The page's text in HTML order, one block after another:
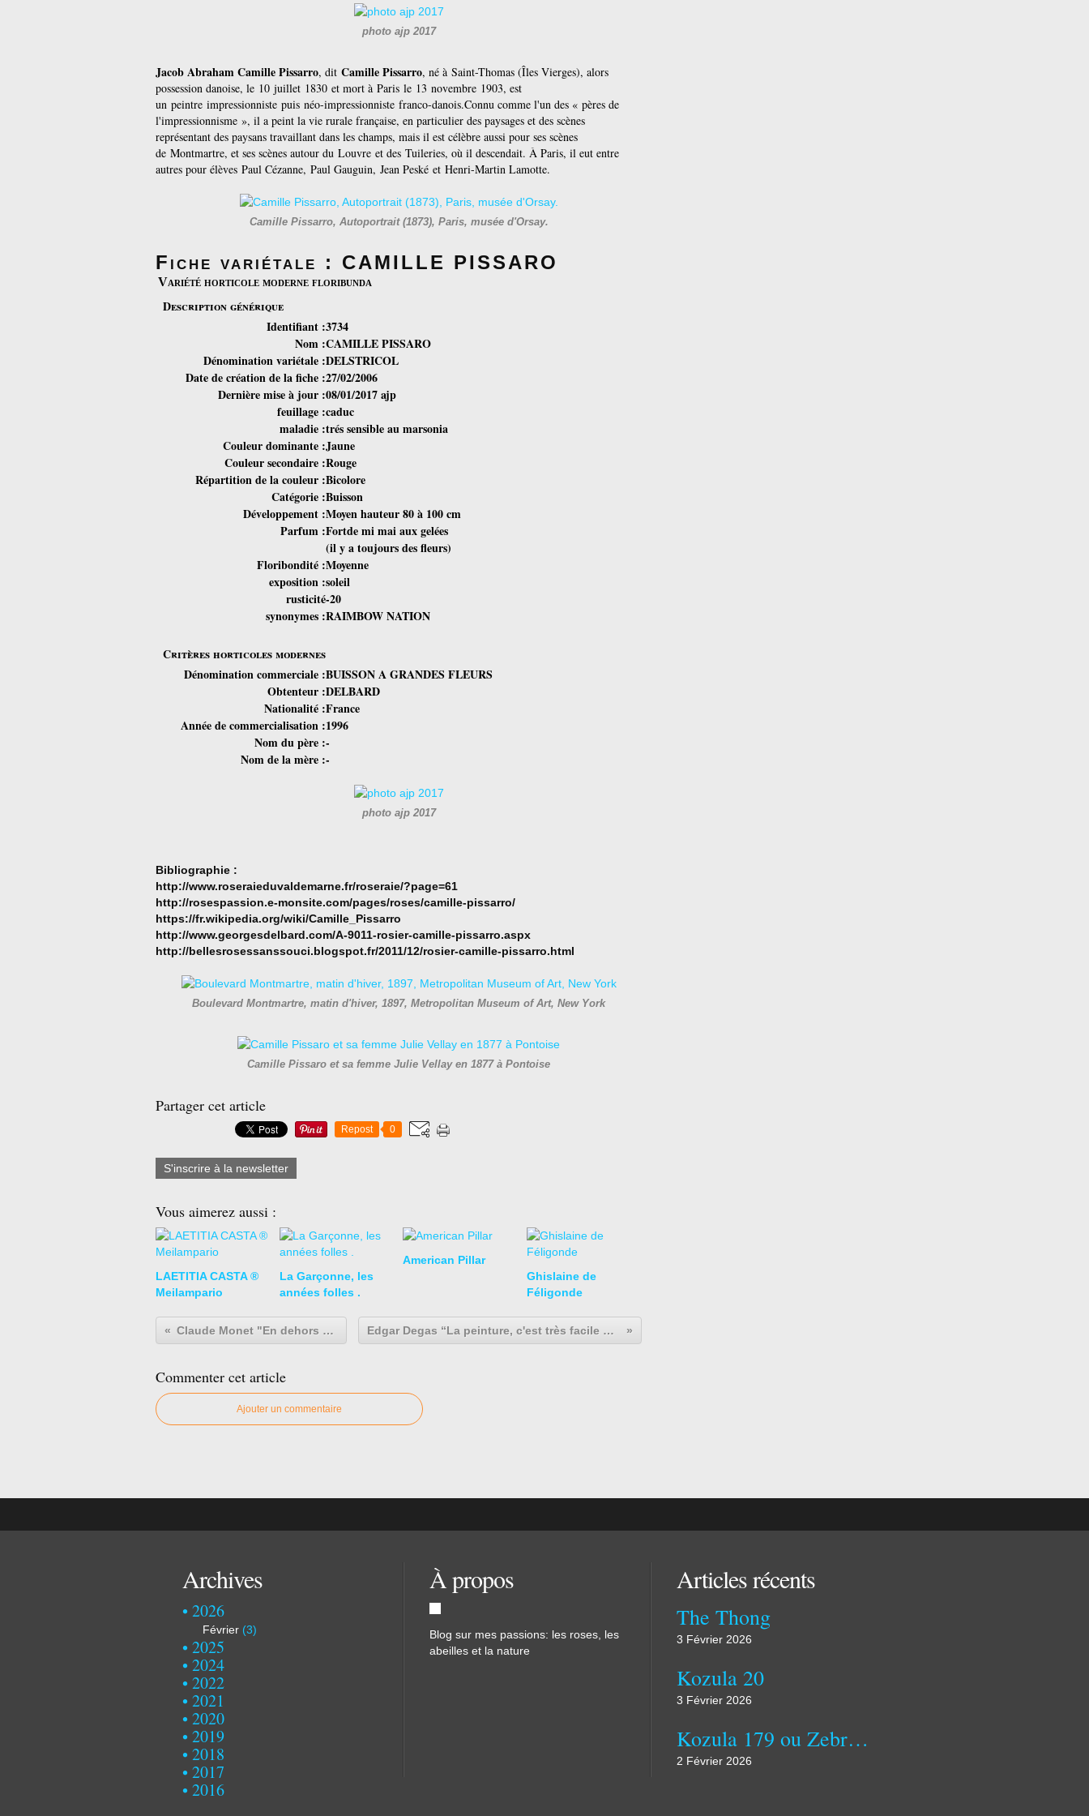
photo ajp 2017
Jacob Abraham Camille Pissarro, dit Camille Pissarro, né à Saint-Thomas (Îles Vierges), alors
possession danoise, le 10 juillet 1830 et mort à Paris le 13 novembre 1903, est
un peintre impressionniste puis néo-impressionniste franco-danois.Connu comme l'un des « pères de
l'impressionnisme », il a peint la vie rurale française, en particulier des paysages et des scènes
représentant des paysans travaillant dans les champs, mais il est célèbre aussi pour ses scènes
de Montmartre, et ses scènes autour du Louvre et des Tuileries, où il descendait. À Paris, il eut entre
autres pour élèves Paul Cézanne, Paul Gauguin, Jean Peské et Henri-Martin Lamotte.
Camille Pissarro, Autoportrait (1873), Paris, musée d'Orsay.
Fiche variétale : CAMILLE PISSARO
Variété horticole moderne floribunda
Description générique
Identifiant :3734
Nom :CAMILLE PISSARO
Dénomination variétale :DELSTRICOL
Date de création de la fiche :27/02/2006
Dernière mise à jour :08/01/2017 ajp
feuillage :caduc
maladie :trés sensible au marsonia
Couleur dominante :Jaune
Couleur secondaire :Rouge
Répartition de la couleur :Bicolore
Catégorie :Buisson
Développement :Moyen hauteur 80 à 100 cm
Parfum :Fortde mi mai aux gelées
(il y a toujours des fleurs)
Floribondité :Moyenne
exposition :soleil
rusticité
synonymes :
-20
RAIMBOW NATION
Critères horticoles modernes
Dénomination commerciale :BUISSON A GRANDES FLEURS
Obtenteur :DELBARD
Nationalité :France
Année de commercialisation :1996
Nom du père :-
Nom de la mère :-
photo ajp 2017
Bibliographie :
http://www.roseraieduvaldemarne.fr/roseraie/?page=61
http://rosespassion.e-monsite.com/pages/roses/camille-pissarro/
https://fr.wikipedia.org/wiki/Camille_Pissarro
http://www.georgesdelbard.com/A-9011-rosier-camille-pissarro.aspx
http://bellesrosessanssouci.blogspot.fr/2011/12/rosier-camille-pissarro.html
Boulevard Montmartre, matin d'hiver, 1897, Metropolitan Museum of Art, New York
Camille Pissaro et sa femme Julie Vellay en 1877 à Pontoise
Partager cet article
Repost 0
S'inscrire à la newsletter
Vous aimerez aussi :
LAETITIA CASTA ®
Meilampario
La Garçonne, les
années folles .
American Pillar
Ghislaine de
Féligonde
Claude Monet "En dehors de la peinture et du jardinage, je ne suis bon à rien ! ." Edgar Degas “La peinture, c'est très facile quand vous ne savez pas comment faire. Quand vous le savez, c'est très difficile.”
Commenter cet article
Ajouter un commentaire
Archives
2026
Février (3)
2025
2024
2022
2021
2020
2019
2018
2017
2016
À propos
Blog sur mes passions: les roses, les
abeilles et la nature
Articles récents
The Thong
3 Février 2026
Kozula 20
3 Février 2026
Kozula 179 ou Zebra zolta
2 Février 2026